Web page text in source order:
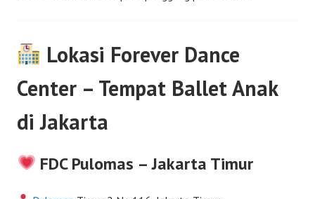
Lokasi Forever Dance
Center – Tempat Ballet Anak
di Jakarta
FDC Pulomas – Jakarta Timur